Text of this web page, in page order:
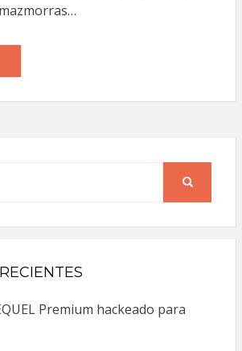
Premium hackeado para